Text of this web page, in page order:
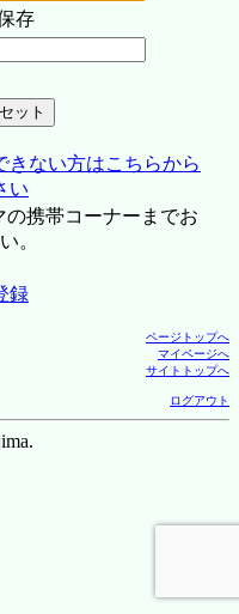
存
きない方はこちらから
い
携帯コーナーまでお
。
録
ページトップへ
マイページへ
サイトトップへ
ログアウト